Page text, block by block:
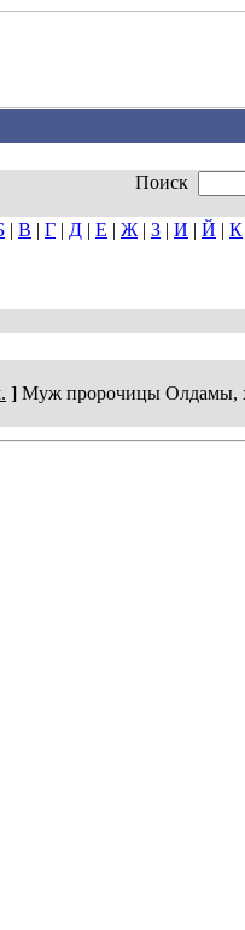
Поиск
| В | Г | Д | Е | Ж | З | И | Й | К
] Муж пророчицы Олдамы,